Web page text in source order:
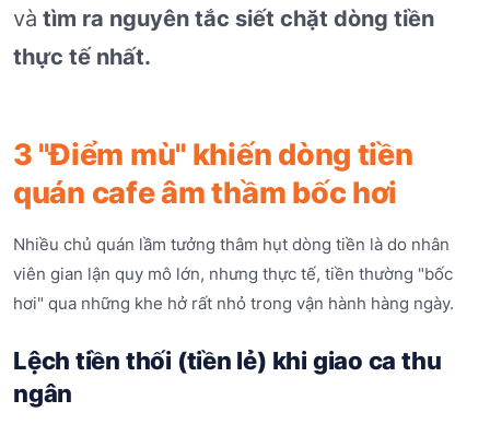
và tìm ra nguyên tắc siết chặt dòng tiền
thực tế nhất.
3 "Điểm mù" khiến dòng tiền
quán cafe âm thầm bốc hơi
Nhiều chủ quán lầm tưởng thâm hụt dòng tiền là do nhân
viên gian lận quy mô lớn, nhưng thực tế, tiền thường "bốc
hơi" qua những khe hở rất nhỏ trong vận hành hàng ngày.
Lệch tiền thối (tiền lẻ) khi giao ca thu
ngân